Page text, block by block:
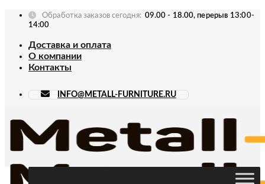
Skip
Обработка заказов сегодня: 09.00 - 18.00, перерыв 13:00-
14:00
Доставка и оплата
О компании
Контакты
INFO@METALL-FURNITURE.RU